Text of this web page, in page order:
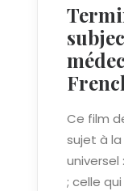
Ce film
sujet à
universel
; celle